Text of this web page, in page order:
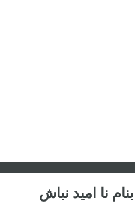
نا امید نباش